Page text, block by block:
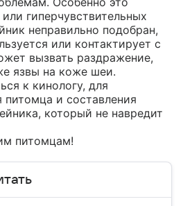
гиперчувствительных
неправильно подобран,
или контактирует с
вызвать раздражение,
язвы на коже шеи.
к кинологу, для
питомца и составления
который не навредит
питомцам!